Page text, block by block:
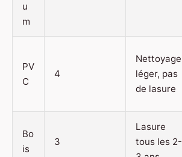
u
m
PV
C
4
Nettoyage
léger, pas
de lasure
Bo
is
3
Lasure
tous les 2-